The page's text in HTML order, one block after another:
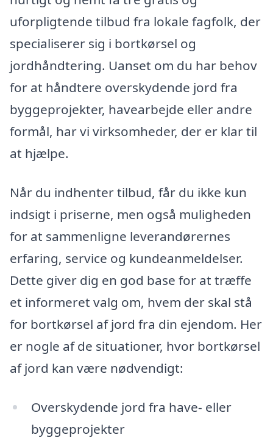
uforpligtende tilbud fra lokale fagfolk, der
specialiserer sig i bortkørsel og
jordhåndtering. Uanset om du har behov
for at håndtere overskydende jord fra
byggeprojekter, havearbejde eller andre
formål, har vi virksomheder, der er klar til
at hjælpe.
Når du indhenter tilbud, får du ikke kun
indsigt i priserne, men også muligheden
for at sammenligne leverandørernes
erfaring, service og kundeanmeldelser.
Dette giver dig en god base for at træffe
et informeret valg om, hvem der skal stå
for bortkørsel af jord fra din ejendom. Her
er nogle af de situationer, hvor bortkørsel
af jord kan være nødvendigt:
Overskydende jord fra have- eller
byggeprojekter